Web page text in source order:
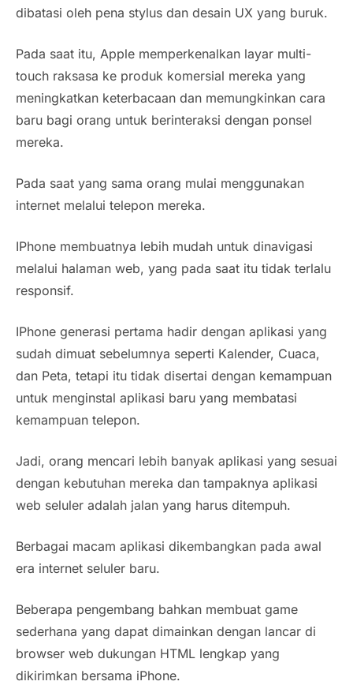
dibatasi oleh pena stylus dan desain UX yang buruk.
Pada saat itu, Apple memperkenalkan layar multi-
touch raksasa ke produk komersial mereka yang
meningkatkan keterbacaan dan memungkinkan cara
baru bagi orang untuk berinteraksi dengan ponsel
mereka.
Pada saat yang sama orang mulai menggunakan
internet melalui telepon mereka.
IPhone membuatnya lebih mudah untuk dinavigasi
melalui halaman web, yang pada saat itu tidak terlalu
responsif.
IPhone generasi pertama hadir dengan aplikasi yang
sudah dimuat sebelumnya seperti Kalender, Cuaca,
dan Peta, tetapi itu tidak disertai dengan kemampuan
untuk menginstal aplikasi baru yang membatasi
kemampuan telepon.
Jadi, orang mencari lebih banyak aplikasi yang sesuai
dengan kebutuhan mereka dan tampaknya aplikasi
web seluler adalah jalan yang harus ditempuh.
Berbagai macam aplikasi dikembangkan pada awal
era internet seluler baru.
Beberapa pengembang bahkan membuat game
sederhana yang dapat dimainkan dengan lancar di
browser web dukungan HTML lengkap yang
dikirimkan bersama iPhone.